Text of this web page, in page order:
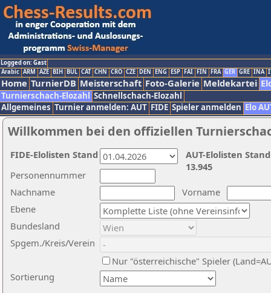
Logged on: Gast
Arabic ARM AZE BIH BUL CAT CHN CRO CZE DEN ENG ESP FAI FIN FRA GER GRE INA
Home TurnierDB Meisterschaft Foto-Galerie Meldekartei
Turnierschach-Elozahl Schnellschach-Elozahl
Allgemeines Turnier anmelden: AUT FIDE Spieler anmelden Elo
Willkommen bei den offiziellen
Nachname
Vorname
Ebene
Sortierung
Personennummer
Bundesland
Spgem./Kreis/Verein
Nur "österreichische" Spieler
AUT-Elolisten
13.945
FIDE-Elolisten Stand